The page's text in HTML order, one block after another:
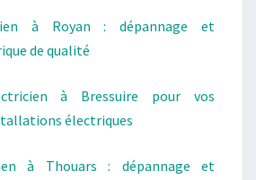
à Royan : dépannage et
de qualité
à Bressuire pour vos
électriques
à Thouars : dépannage et